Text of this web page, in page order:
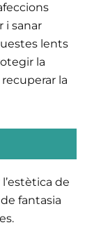
i sanar
lents
la
la
de
de fantasia